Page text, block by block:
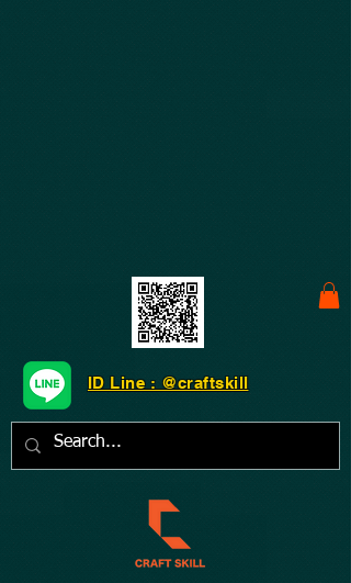
ID Line : @craftskill